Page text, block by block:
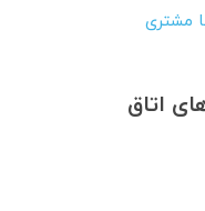
مشتری
اتاق